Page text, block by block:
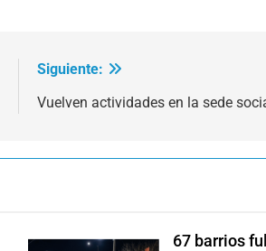
Siguiente:
Vuelven actividades en la sede
67 barrios